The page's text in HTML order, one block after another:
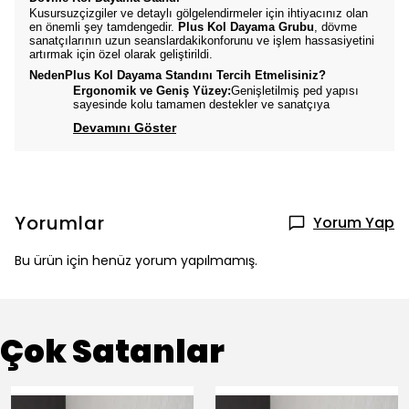
Kusursuzçizgiler ve detaylı gölgelendirmeler için ihtiyacınız olan
en önemli şey tamdengedir. Plus Kol Dayama Grubu, dövme
sanatçılarının uzun seanslardakikonforunu ve işlem hassasiyetini
artırmak için özel olarak geliştirildi.
NedenPlus Kol Dayama Standını Tercih Etmelisiniz?
Ergonomik ve Geniş Yüzey:Genişletilmiş ped yapısı
sayesinde kolu tamamen destekler ve sanatçıya
Devamını Göster
Yorumlar Yorum Yap
Bu ürün için henüz yorum yapılmamış.
Çok Satanlar